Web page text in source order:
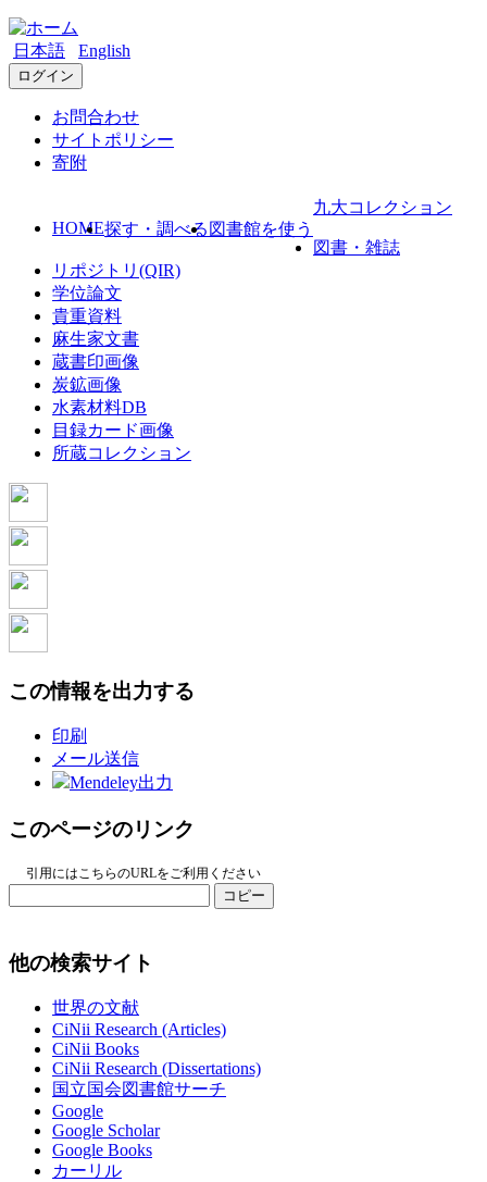
日本語 English
ログイン
お問合わせ
サイトポリシー
寄附
HOME探す・調べる 図書館を使う
九大コレクション
図書・雑誌
リポジトリ(QIR)
学位論文
貴重資料
麻生家文書
蔵書印画像
炭鉱画像
水素材料DB
目録カード画像
所蔵コレクション
この情報を出力する
印刷
メール送信
Mendeley出力
このページのリンク
引用にはこちらのURLをご利用ください
コピー
他の検索サイト
世界の文献
CiNii Research (Articles)
CiNii Books
CiNii Research (Dissertations)
国立国会図書館サーチ
Google
Google Scholar
Google Books
カーリル